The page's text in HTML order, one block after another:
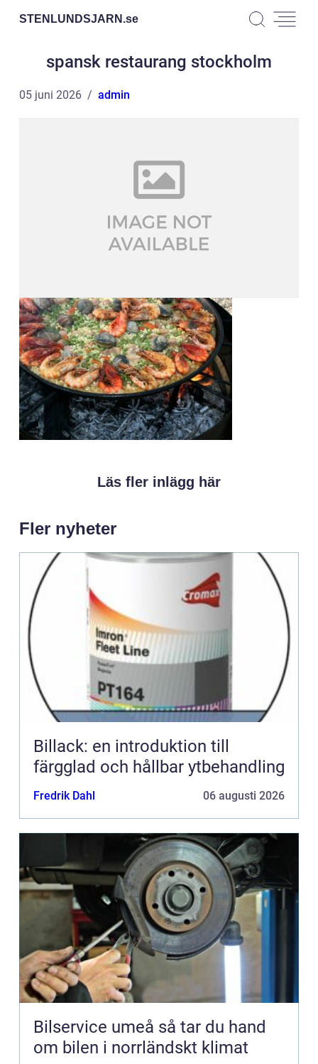
STENLUNDSJARN.se
spansk restaurang stockholm
05 juni 2026 admin
Läs fler inlägg här
Fler nyheter
Billack: en introduktion till
färgglad och hållbar ytbehandling
Fredrik Dahl 06 augusti 2026
Bilservice umeå så tar du hand
om bilen i norrländskt klimat